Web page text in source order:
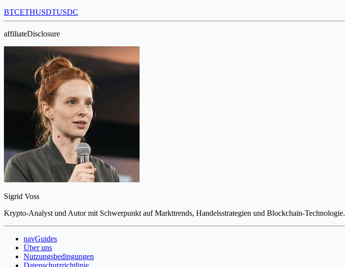
BTCETHUSDTUSDC
affiliateDisclosure
Sigrid Voss
Krypto-Analyst und Autor mit Schwerpunkt auf Markttrends, Handelsstrategien und Blockchain-Technologie.
navGuides
Über uns
Nutzungsbedingungen
Datenschutzrichtlinie